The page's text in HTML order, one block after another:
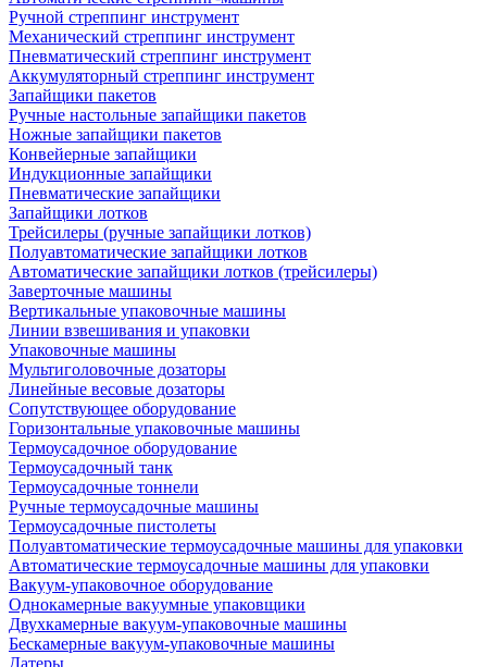
Ручной стреппинг инструмент
Механический стреппинг инструмент
Пневматический стреппинг инструмент
Аккумуляторный стреппинг инструмент
Запайщики пакетов
Ручные настольные запайщики пакетов
Ножные запайщики пакетов
Конвейерные запайщики
Индукционные запайщики
Пневматические запайщики
Запайщики лотков
Трейсилеры (ручные запайщики лотков)
Полуавтоматические запайщики лотков
Автоматические запайщики лотков (трейсилеры)
Заверточные машины
Вертикальные упаковочные машины
Линии взвешивания и упаковки
Упаковочные машины
Мультиголовочные дозаторы
Линейные весовые дозаторы
Сопутствующее оборудование
Горизонтальные упаковочные машины
Термоусадочное оборудование
Термоусадочный танк
Термоусадочные тоннели
Ручные термоусадочные машины
Термоусадочные пистолеты
Полуавтоматические термоусадочные машины для упаковки
Автоматические термоусадочные машины для упаковки
Вакуум-упаковочное оборудование
Однокамерные вакуумные упаковщики
Двухкамерные вакуум-упаковочные машины
Бескамерные вакуум-упаковочные машины
Датеры